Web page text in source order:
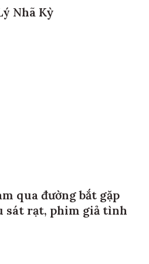
Nhã Kỳ
qua đường bắt gặp
sát rạt, phim giả tình